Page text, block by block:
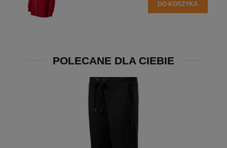
DO KOSZYKA
POLECANE DLA CIEBIE